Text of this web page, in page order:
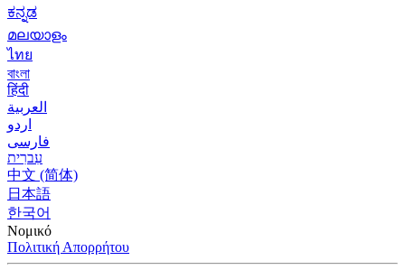
ಕನ್ನಡ
മലയാളം
ไทย
বাংলা
हिंदी
العربية
اردو
فارسی
עִברִית
中文 (简体)
日本語
한국어
Νομικό
Πολιτική Απορρήτου